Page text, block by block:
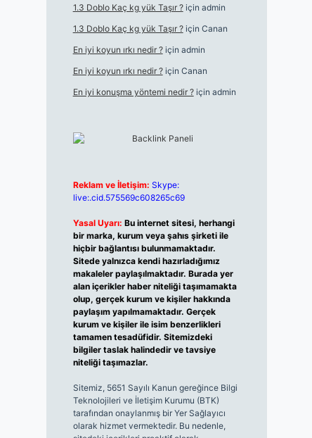
1.3 Doblo Kaç kg yük Taşır ?için admin
1.3 Doblo Kaç kg yük Taşır ?için Canan
En iyi koyun ırkı nedir ?için admin
En iyi koyun ırkı nedir ?için Canan
En iyi konuşma yöntemi nedir ?için admin
Reklam ve İletişim: Skype:
live:.cid.575569c608265c69
Yasal Uyarı: Bu internet sitesi, herhangi
bir marka, kurum veya şahıs şirketi ile
hiçbir bağlantısı bulunmamaktadır.
Sitede yalnızca kendi hazırladığımız
makaleler paylaşılmaktadır. Burada yer
alan içerikler haber niteliği taşımamakta
olup, gerçek kurum ve kişiler hakkında
paylaşım yapılmamaktadır. Gerçek
kurum ve kişiler ile isim benzerlikleri
tamamen tesadüfidir. Sitemizdeki
bilgiler taslak halindedir ve tavsiye
niteliği taşımazlar.
Sitemiz, 5651 Sayılı Kanun gereğince Bilgi
Teknolojileri ve İletişim Kurumu (BTK)
tarafından onaylanmış bir Yer Sağlayıcı
olarak hizmet vermektedir. Bu nedenle,